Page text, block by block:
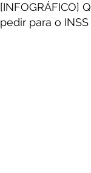
[INFOGRÁFICO]
pedir para o INSS